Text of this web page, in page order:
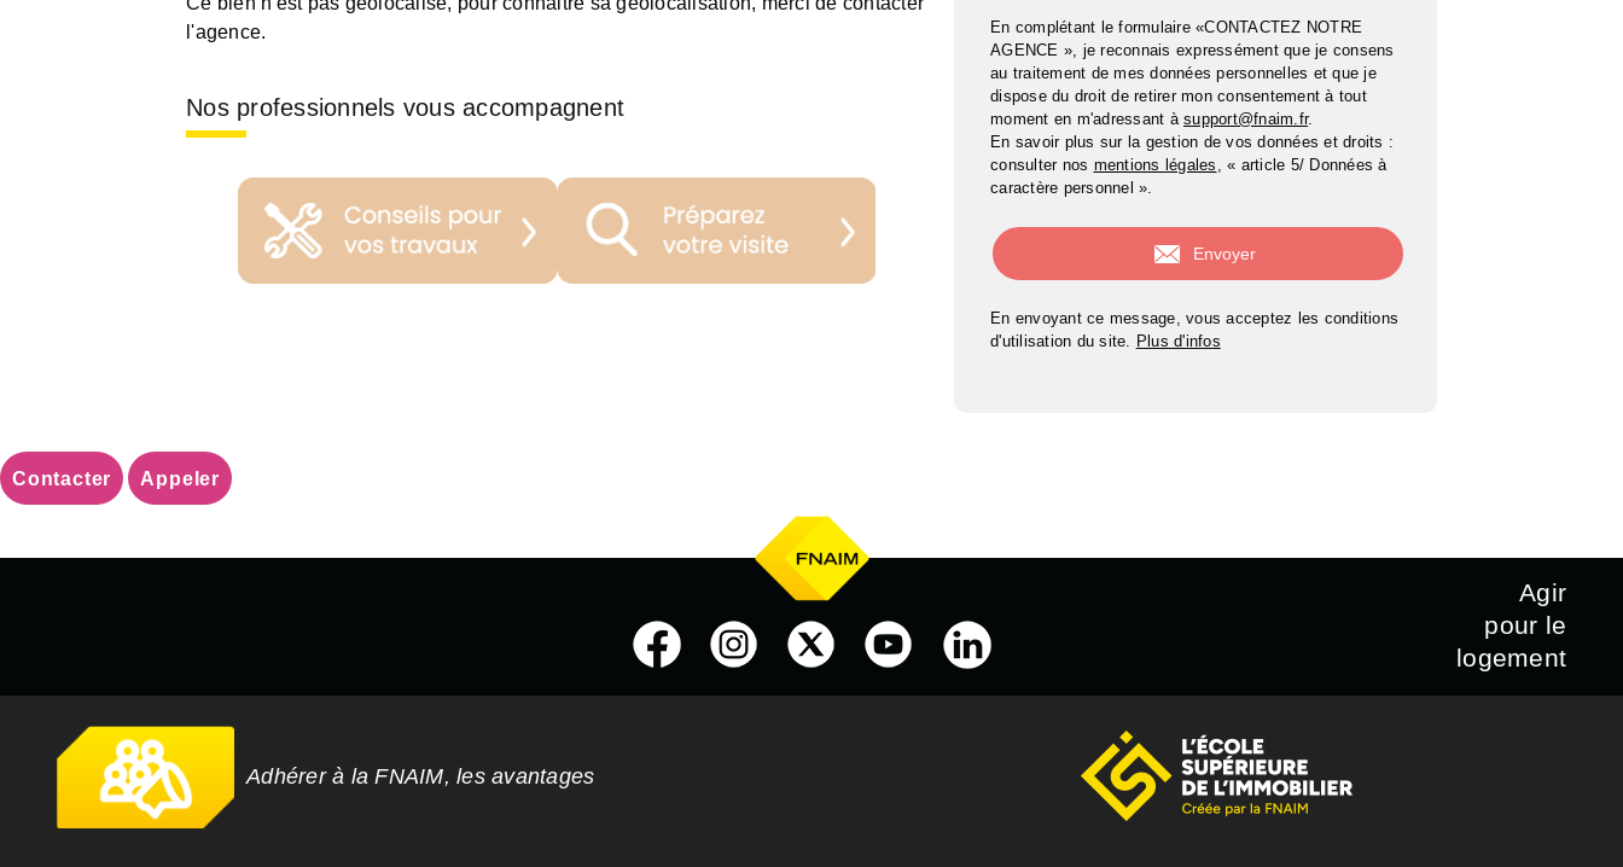
l'agence.
Nos professionnels vous accompagnent
En complétant le formulaire «CONTACTEZ NOTRE
AGENCE », je reconnais expressément que je consens
au traitement de mes données personnelles et que je
dispose du droit de retirer mon consentement à tout
moment en m'adressant à support@fnaim.fr.
En savoir plus sur la gestion de vos données et droits :
consulter nos mentions légales , « article 5/ Données à
caractère personnel ».
En envoyant ce message, vous acceptez les conditions
d'utilisation du site. Plus d'infos
Contacter Appeler
Agir
pour le
logement
Adhérer à la FNAIM, les avantages